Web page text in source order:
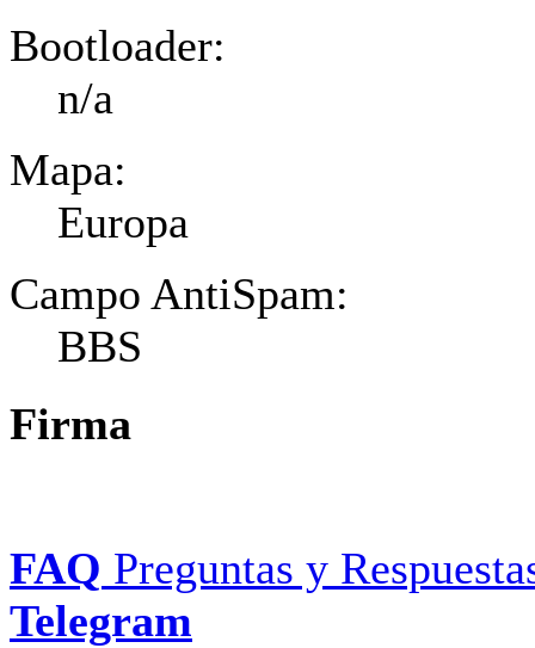
Bootloader:
n/a
Mapa:
Europa
Campo AntiSpam:
BBS
Firma
FAQ Preguntas y
Telegram